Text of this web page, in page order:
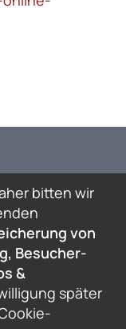
Stuttgart Türk-
bitten wir
von
Besucher-
&
später